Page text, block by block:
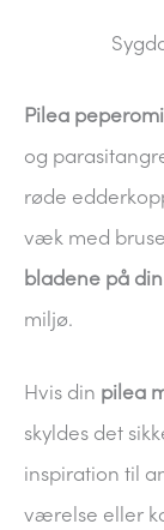
Pilea
og
røde
væk med
bladene på
miljø.
Hvis din pilea
skyldes det
inspiration til
værelse eller